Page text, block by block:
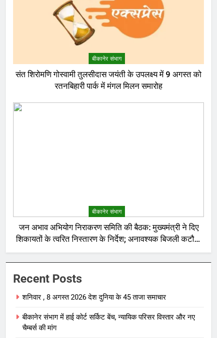
बीकानेर संभाग
संत शिरोमणि गोस्वामी तुलसीदास जयंती के उपलक्ष्य में 9 अगस्त को
रतनबिहारी पार्क में मंगल मिलन समारोह
बीकानेर संभाग
जन अभाव अभियोग निराकरण समिति की बैठक: मुख्यमंत्री ने दिए
शिकायतों के त्वरित निस्तारण के निर्देश; अनावश्यक बिजली कटौती
पर सख्त रुख
Recent Posts
शनिवार , 8 अगस्त 2026 देश दुनिया के 45 ताजा समाचार
बीकानेर संभाग में हाई कोर्ट सर्किट बेंच, न्यायिक परिसर विस्तार और नए
चैम्बर्स की मांग